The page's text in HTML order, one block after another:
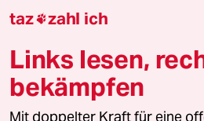
Downloads für Abonnierende
© 2026 taz Verlags und Vertriebs
Alle Rechte vorbehalten. Bei rechtlichen
taz zahl ich
Links lesen,
bekämpfen
Mit doppelter Kraft für eine